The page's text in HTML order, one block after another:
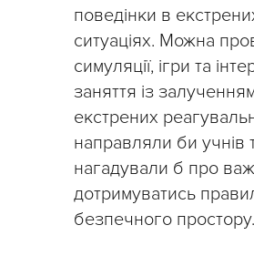
поведінки в
ситуаціях. Можна
симуляції, ігри та
заняття із
екстрених
направляли би учнів
нагадували б про
дотримуватись
безпечного простору.